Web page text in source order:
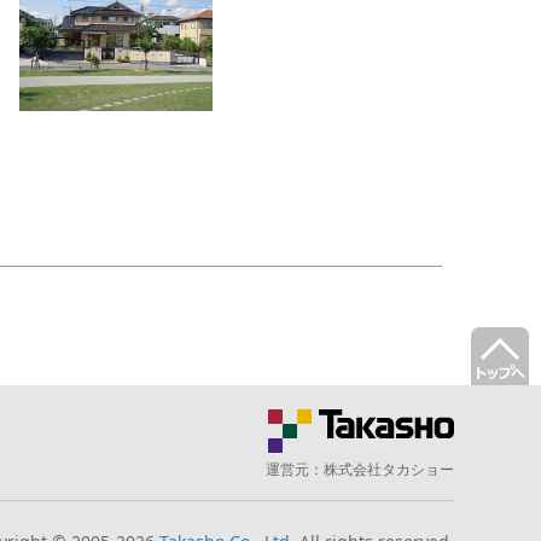
運営元： 株式会社タカショー